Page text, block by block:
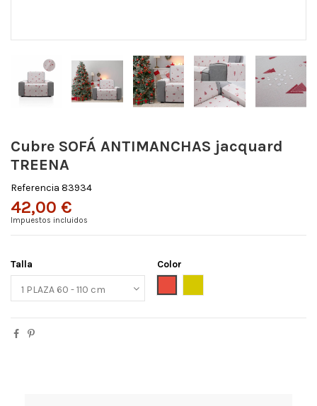
Cubre SOFÁ ANTIMANCHAS jacquard
TREENA
Referencia 83934
42,00 €
Impuestos incluidos
Talla
Color